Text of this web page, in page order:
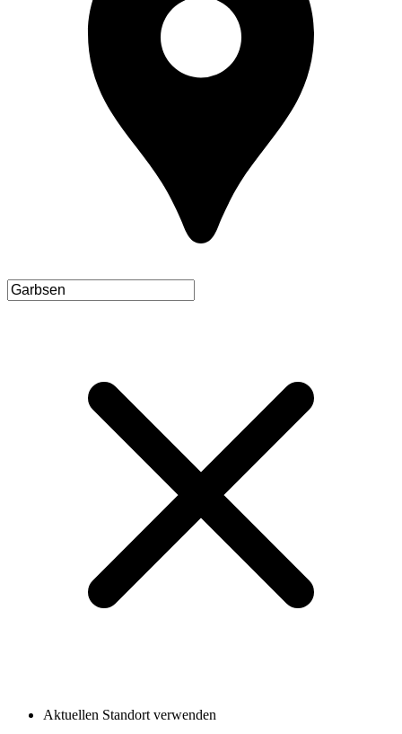
Aktuellen Standort verwenden